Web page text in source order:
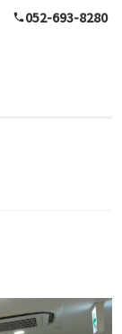
スタッフブログ
phone052-693-8280